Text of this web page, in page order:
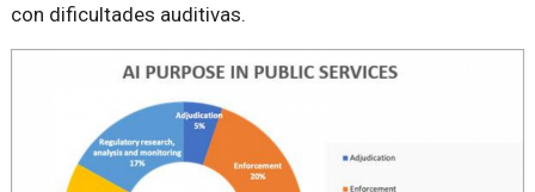
con dificultades auditivas.